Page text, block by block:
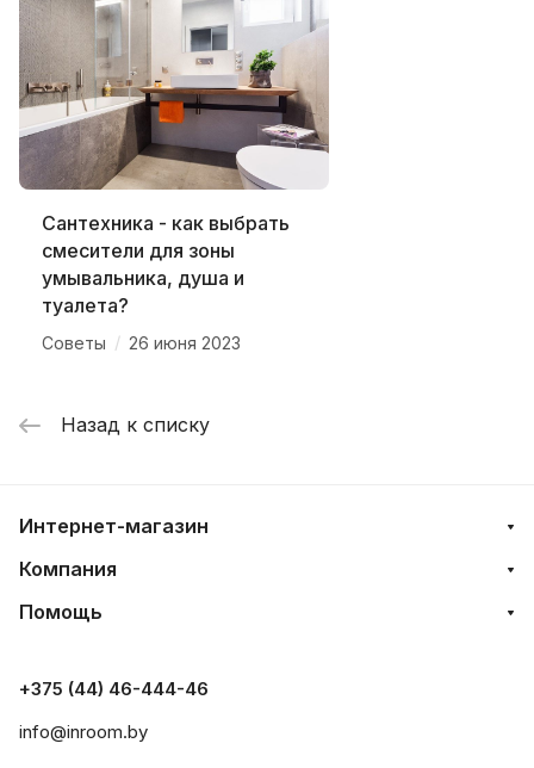
Сантехника - как выбрать
смесители для зоны
умывальника, душа и
туалета?
Советы / 26 июня 2023
Назад к списку
Интернет-магазин
Компания
Помощь
+375 (44) 46-444-46
info@inroom.by